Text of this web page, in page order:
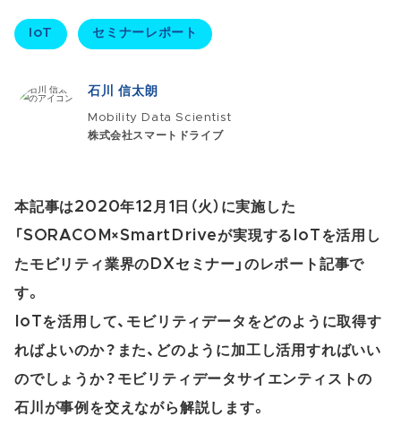
IoT セミナーレポート
石川 信太朗
Mobility Data Scientist
株式会社スマートドライブ
本記事は2020年12月1日（火）に実施した
「SORACOM×SmartDriveが実現するIoTを活用し
たモビリティ業界のDXセミナー」のレポート記事で
す。
IoTを活用して、モビリティデータをどのように取得す
ればよいのか？また、どのように加工し活用すればいい
のでしょうか？モビリティデータサイエンティストの
石川が事例を交えながら解説します。